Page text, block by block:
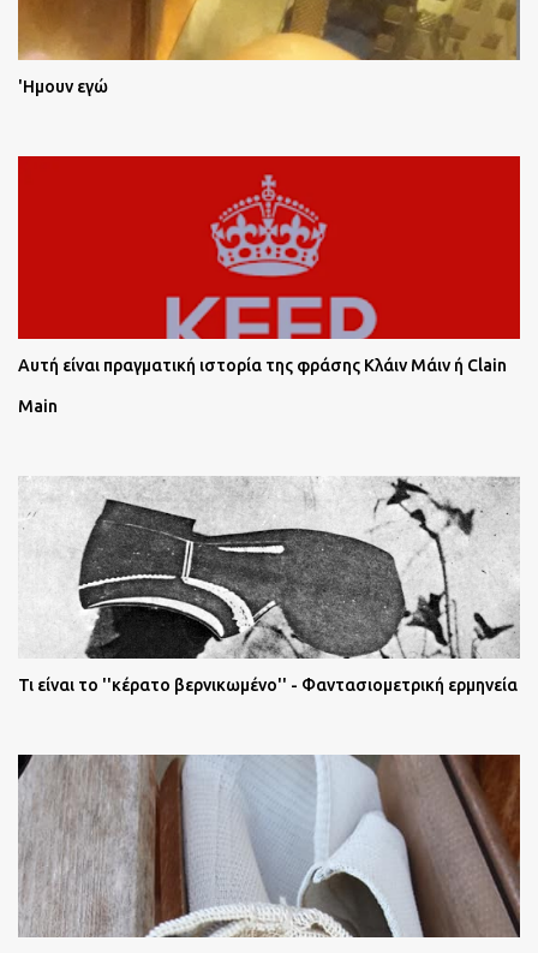
'Ημουν εγώ
Αυτή είναι πραγματική ιστορία της φράσης Κλάιν Μάιν ή Clain
Main
Τι είναι το ''κέρατο βερνικωμένο'' - Φαντασιομετρική ερμηνεία